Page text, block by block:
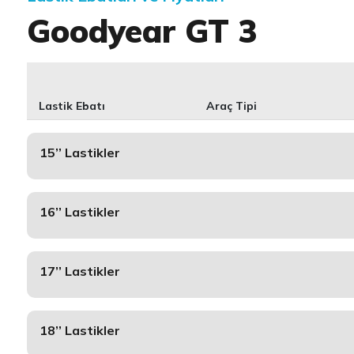
Goodyear GT 3
Lastik Ebatı Araç Tipi
15’’ Lastikler
16’’ Lastikler
17’’ Lastikler
18’’ Lastikler